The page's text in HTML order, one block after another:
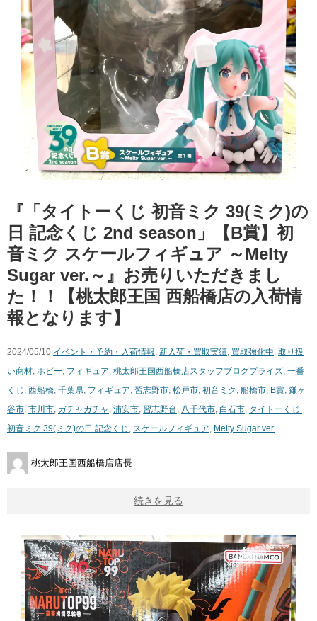
『「タイトーくじ ​初音ミク ​39(ミク)の
日 ​記念くじ ​2nd ​season」【B賞】初
音ミク スケールフィギュア ​～Melty ​
Sugar ​ver.～』お売りいただきまし
た！！【桃太郎王国 西船橋店の入荷情
報となります】
2024/05/10|イベント・予約・入荷情報 新入荷・買取実績 買取強化中 取り扱
い商材 ホビー フィギュア 桃太郎王国西船橋店スタッフブログプライズ 一番
くじ 西船橋 千葉県 フィギュア 習志野市 松戸市 初音ミク 船橋市 B賞 鎌ヶ
谷市 市川市 ガチャガチャ 浦安市 習志野台 八千代市 白石市 タイトーくじ ​
初音ミク ​39(ミク)の日 ​記念くじ
スケールフィギュア Melty ​Sugar ​ver.
桃太郎王国西船橋店店長
続きを見る